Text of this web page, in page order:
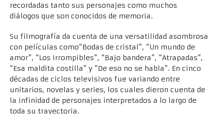
recordadas tanto sus personajes como muchos
diálogos que son conocidos de memoria.
Su filmografía da cuenta de una versatilidad asombrosa
con películas como“Bodas de cristal”, “Un mundo de
amor”, “Los Irrompibles”, “Bajo bandera”, “Atrapadas”,
“Esa maldita costilla” y “De eso no se habla”. En cinco
décadas de ciclos televisivos fue variando entre
unitarios, novelas y series, los cuales dieron cuenta de
la infinidad de personajes interpretados a lo largo de
toda su trayectoria.